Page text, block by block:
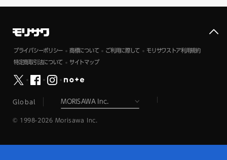
プライバシーポリシー 商標について ご利用に際して モリサワストア利用規約
特定商取引法について サイトマップ
Global
© 1998-2026 Morisawa Inc.